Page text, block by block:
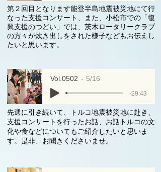
第２回目となります能登半島地震被災地にて行
なった支援コンサート、また、小松市での「復
興支援のつどい」では、茨木ロータリークラブ
の方々が炊き出しをされた様子などもお伝えし
たいと思います。
Vol.0502 5/16
-29:43
先週に引き続いて、トルコ地震被災地に赴き、
支援コンサートを行ったお話、お話トルコの文
化や食などについてもご紹介したいと思いま
す。是非、お聞きくださいませ。